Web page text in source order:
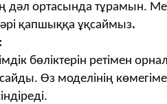
дәл ортасында тұрамын.
әрі қапшыққа ұқсаймыз.
бөліктерін ретімен
Өз моделінің